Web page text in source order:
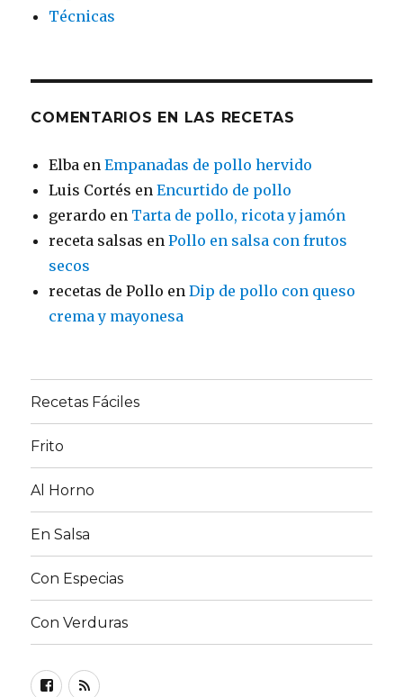
Técnicas
COMENTARIOS EN LAS RECETAS
Elba enEmpanadas de pollo hervido
Luis Cortés enEncurtido de pollo
gerardo en Tarta de pollo, ricota y jamón
receta salsas enPollo en salsa con frutos
secos
recetas de Pollo enDip de pollo con queso
crema y mayonesa
Recetas Fáciles
Frito
Al Horno
En Salsa
Con Especias
Con Verduras
Facebook
RSS